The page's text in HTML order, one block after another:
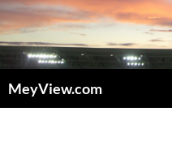
Zum
Inhalt
springen
MeyView.com